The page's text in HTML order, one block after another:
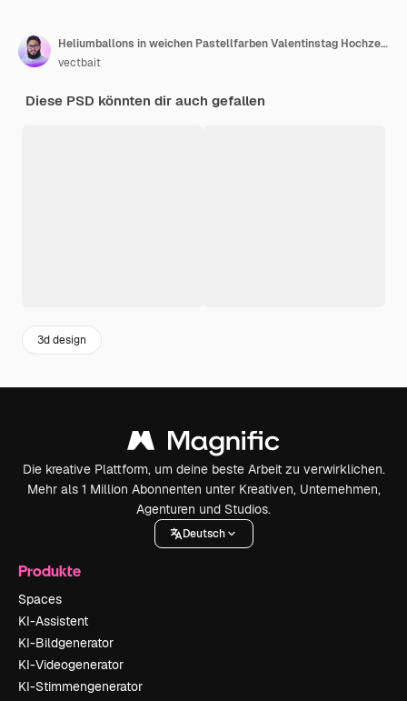
Heliumballons in weichen Pastellfarben Valentinstag Hochzeit und Geburtstag Ballon 3D-Rendering
vectbait
Diese PSD könnten dir auch gefallen
3d design
Die kreative Plattform, um deine beste Arbeit zu verwirklichen.
Mehr als 1 Million Abonnenten unter Kreativen, Unternehmen,
Agenturen und Studios.
Deutsch
Produkte
Spaces
KI-Assistent
KI-Bildgenerator
KI-Videogenerator
KI-Stimmengenerator